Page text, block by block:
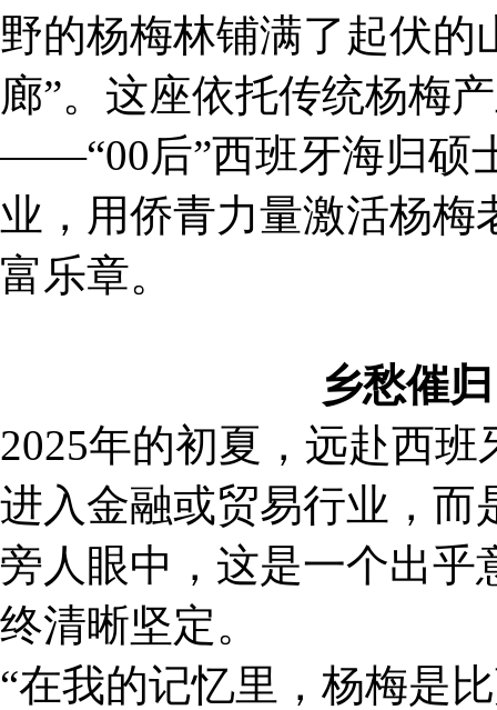
野的杨梅林铺满了起伏的
廊”。这座依托传统杨梅
——“00后”西班牙海归硕
业，用侨青力量激活杨
富乐章。
乡愁催
2025年的初夏，远赴西
进入金融或贸易行业，而
旁人眼中，这是一个出乎
终清晰坚定。
“在我的记忆里，杨梅是